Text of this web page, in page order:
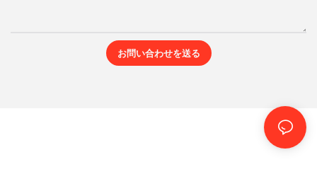
お問い合わせを送る